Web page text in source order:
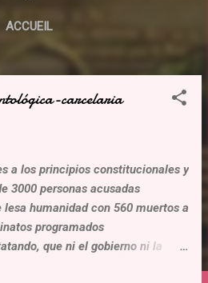
ACCUEIL
carcelaria
a los principios constitucionales y
3000 personas acusadas
humanidad con 560 muertos a
programados
que ni el gobierno ni la